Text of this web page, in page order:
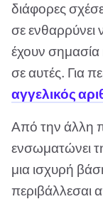
διάφορες
σε ενθαρρύνει
έχουν σημασία
σε αυτές. Για
αγγελικός
Από την άλλη
ενσωματώνει
μια ισχυρή
περιβάλλεσαι